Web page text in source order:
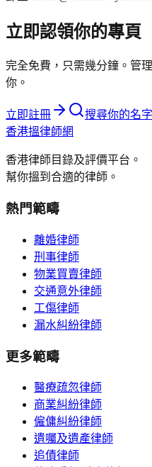
立即認領你的專頁
完全免費，只需幾分鐘。管
你。
立即註冊
搜尋你的名字
香港搵律師網
香港律師目錄及評價平台。
幫你搵到合適的律師。
熱門範疇
離婚律師
刑事律師
物業買賣律師
交通意外律師
工傷律師
漏水糾紛律師
更多範疇
醫療疏忽律師
商業糾紛律師
僱傭糾紛律師
遺囑及遺產律師
追債律師